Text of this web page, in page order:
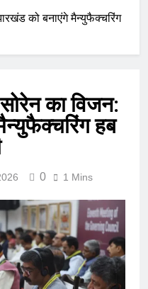
को बनाएंगे मैन्युफैक्चरिंग
का विजन:
हब
0 1 Mins